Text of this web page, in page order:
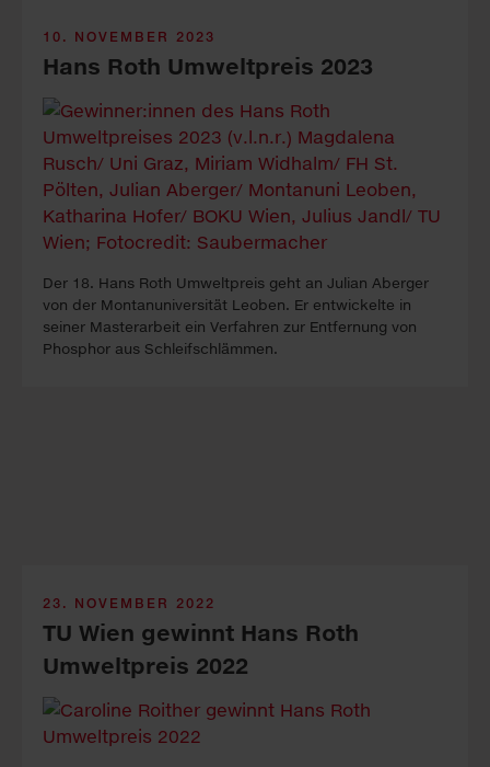
10. NOVEMBER 2023
Hans Roth Umweltpreis 2023
Der 18. Hans Roth Umweltpreis geht an Julian Aberger
von der Montanuniversität Leoben. Er entwickelte in
seiner Masterar­beit ein Verfahren zur Entfer­nung von
Phosphor aus Schleifschlämmen.
23. NOVEMBER 2022
TU Wien gewinnt Hans Roth
Umweltpreis 2022